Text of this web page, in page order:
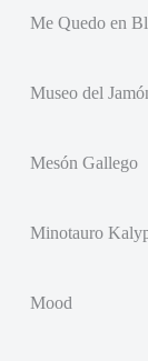
Me Quedo en
Museo del
Mesón Gallego
Minotauro
Mood